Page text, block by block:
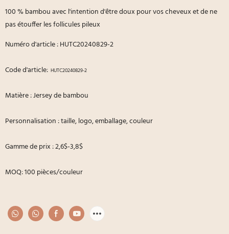
100 % bambou avec l'intention d'être doux pour vos cheveux et de ne
pas étouffer les follicules pileux
Numéro d'article : HUTC20240829-2
Code d'article: HUTC20240829-2
Matière : Jersey de bambou
Personnalisation : taille, logo, emballage, couleur
Gamme de prix : 2,6$-3,8$
MOQ: 100 pièces/couleur